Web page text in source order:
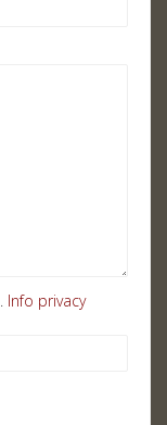
Info privacy